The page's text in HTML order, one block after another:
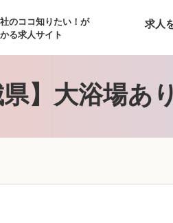
のココ知りたい！が
る求人サイト
求人
県】大浴場あ